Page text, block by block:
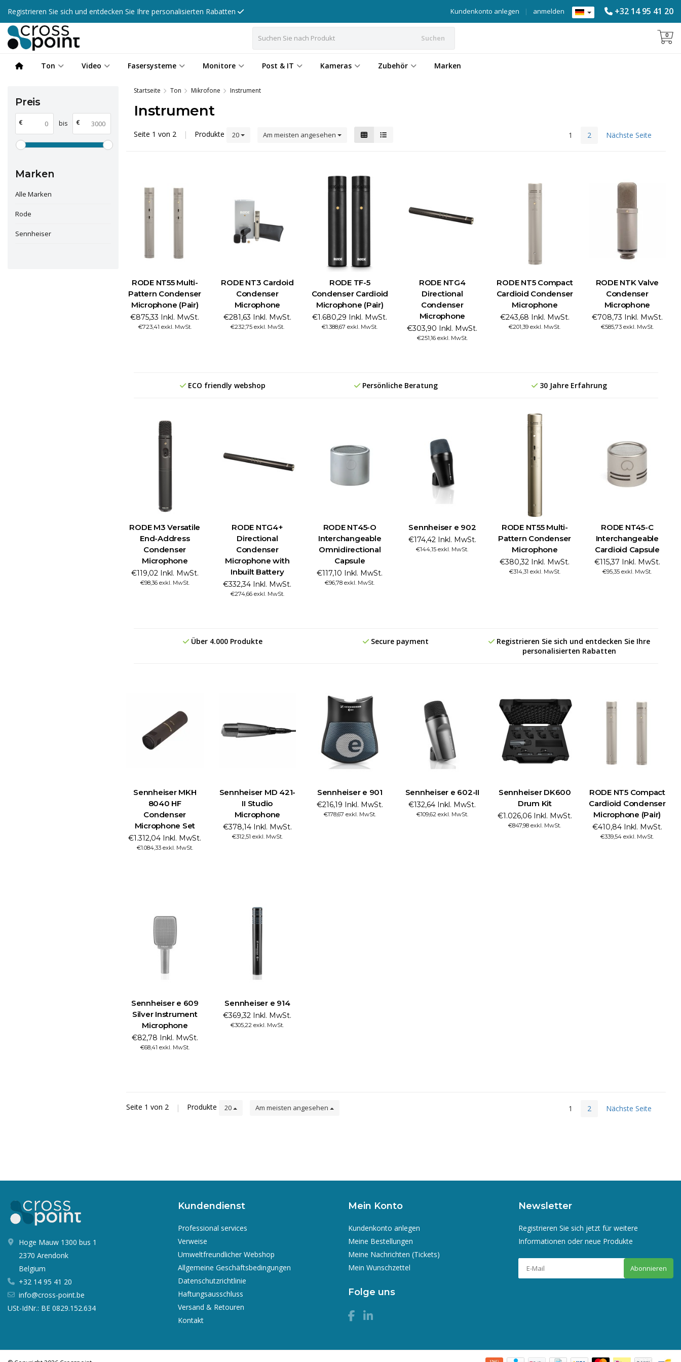
Registrieren Sie sich und entdecken Sie Ihre personalisierten Rabatten +32 14 95 41 20
anmelden
|
Kundenkonto anlegen
Suchen 0
Ton Video Fasersysteme Monitore Post & IT Kameras Zubehör Marken
Preis
€ bis €
Marken
Alle Marken
Rode
Sennheiser
Startseite Ton Mikrofone Instrument
Instrument
Seite 1 von 2 | Produkte 20 Am meisten angesehen 1 2 Nächste Seite
RODE NT55 Multi-
Pattern Condenser
Microphone (Pair)
€875,33 Inkl. MwSt.
€723,41 exkl. MwSt.
RODE NT3 Cardoid
Condenser
Microphone
€281,63 Inkl. MwSt.
€232,75 exkl. MwSt.
RODE TF-5
Condenser Cardioid
Microphone (Pair)
€1.680,29 Inkl. MwSt.
€1.388,67 exkl. MwSt.
RODE NTG4
Directional
Condenser
Microphone
€303,90 Inkl. MwSt.
€251,16 exkl. MwSt.
RODE NT5 Compact
Cardioid Condenser
Microphone
€243,68 Inkl. MwSt.
€201,39 exkl. MwSt.
RODE NTK Valve
Condenser
Microphone
€708,73 Inkl. MwSt.
€585,73 exkl. MwSt.
ECO friendly webshop Persönliche Beratung 30 Jahre Erfahrung
RODE M3 Versatile
End-Address
Condenser
Microphone
€119,02 Inkl. MwSt.
€98,36 exkl. MwSt.
RODE NTG4+
Directional
Condenser
Microphone with
Inbuilt Battery
€332,34 Inkl. MwSt.
€274,66 exkl. MwSt.
RODE NT45-O
Interchangeable
Omnidirectional
Capsule
€117,10 Inkl. MwSt.
€96,78 exkl. MwSt.
Sennheiser e 902
€174,42 Inkl. MwSt.
€144,15 exkl. MwSt.
RODE NT55 Multi-
Pattern Condenser
Microphone
€380,32 Inkl. MwSt.
€314,31 exkl. MwSt.
RODE NT45-C
Interchangeable
Cardioid Capsule
€115,37 Inkl. MwSt.
€95,35 exkl. MwSt.
Über 4.000 Produkte Secure payment
Registrieren Sie sich und entdecken Sie Ihre
personalisierten Rabatten
Sennheiser MKH
8040 HF
Condenser
Microphone Set
€1.312,04 Inkl. MwSt.
€1.084,33 exkl. MwSt.
Sennheiser MD 421-
II Studio
Microphone
€378,14 Inkl. MwSt.
€312,51 exkl. MwSt.
Sennheiser e 901
€216,19 Inkl. MwSt.
€178,67 exkl. MwSt.
Sennheiser e 602-II
€132,64 Inkl. MwSt.
€109,62 exkl. MwSt.
Sennheiser DK600
Drum Kit
€1.026,06 Inkl. MwSt.
€847,98 exkl. MwSt.
RODE NT5 Compact
Cardioid Condenser
Microphone (Pair)
€410,84 Inkl. MwSt.
€339,54 exkl. MwSt.
Sennheiser e 609
Silver Instrument
Microphone
€82,78 Inkl. MwSt.
€68,41 exkl. MwSt.
Sennheiser e 914
€369,32 Inkl. MwSt.
€305,22 exkl. MwSt.
Seite 1 von 2 | Produkte 20 Am meisten angesehen 1 2 Nächste Seite
Hoge Mauw 1300 bus 1
2370 Arendonk
Belgium
+32 14 95 41 20
info@cross-point.be
USt-IdNr.: BE 0829.152.634
Kundendienst
Professional services
Verweise
Umweltfreundlicher Webshop
Allgemeine Geschäftsbedingungen
Datenschutzrichtlinie
Haftungsausschluss
Versand & Retouren
Kontakt
Mein Konto
Kundenkonto anlegen
Meine Bestellungen
Meine Nachrichten (Tickets)
Mein Wunschzettel
Folge uns
Newsletter
Registrieren Sie sich jetzt für weitere
Informationen oder neue Produkte
Abonnieren